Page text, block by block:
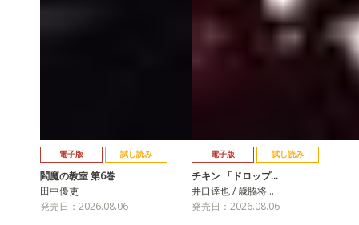
電子版 試し読み
閻魔の教室 第6巻
田中優吏
発売日：2026.08.06
電子版 試し読み
チキン 「ドロップ…
井口達也 / 歳脇将…
発売日：2026.08.06